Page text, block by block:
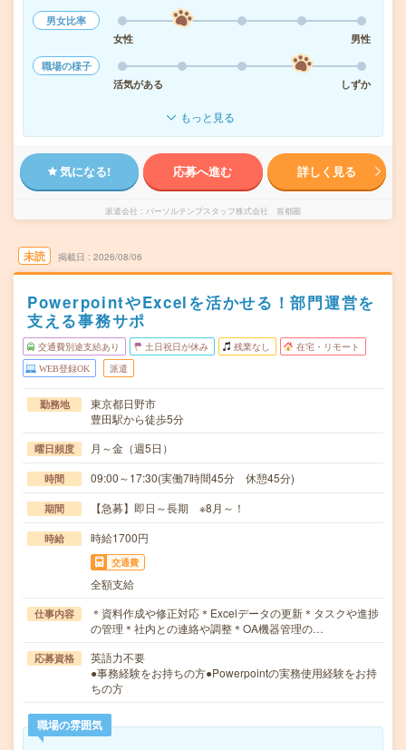
男女比率
女性
男性
職場の様子
活気がある
しずか
もっと見る
気になる! 応募へ進む 詳しく見る
派遣会社 パーソルテンプスタッフ株式会社 首都圏
未読 掲載日 2026/08/06
PowerpointやExcelを活かせる！部門運営を
支える事務サポ
交通費別途支給あり 土日祝日が休み 残業なし 在宅・リモート
WEB登録OK 派遣
勤務地
東京都日野市
豊田駅から徒歩5分
曜日頻度 月～金（週5日）
時間 09:00～17:30(実働7時間45分 休憩45分)
期間 【急募】即日～長期 ※8月～！
時給 時給1700円
交通費
全額支給
仕事内容
＊資料作成や修正対応＊Excelデータの更新＊タスクや進捗
の管理＊社内との連絡や調整＊OA機器管理の…
応募資格
英語力不要
●事務経験をお持ちの方●Powerpointの実務使用経験をお持
ちの方
職場の雰囲気